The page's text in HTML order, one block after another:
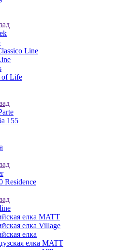
Line
of Life
155
Residence
елка MATT
елка Village
елка
елка MATT